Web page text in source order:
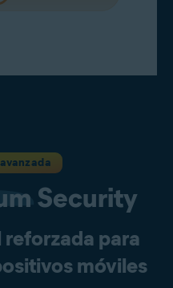
Security
para
móviles